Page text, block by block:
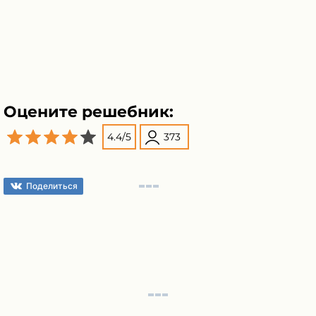
Оцените решебник:
4.4/5 373
Поделиться